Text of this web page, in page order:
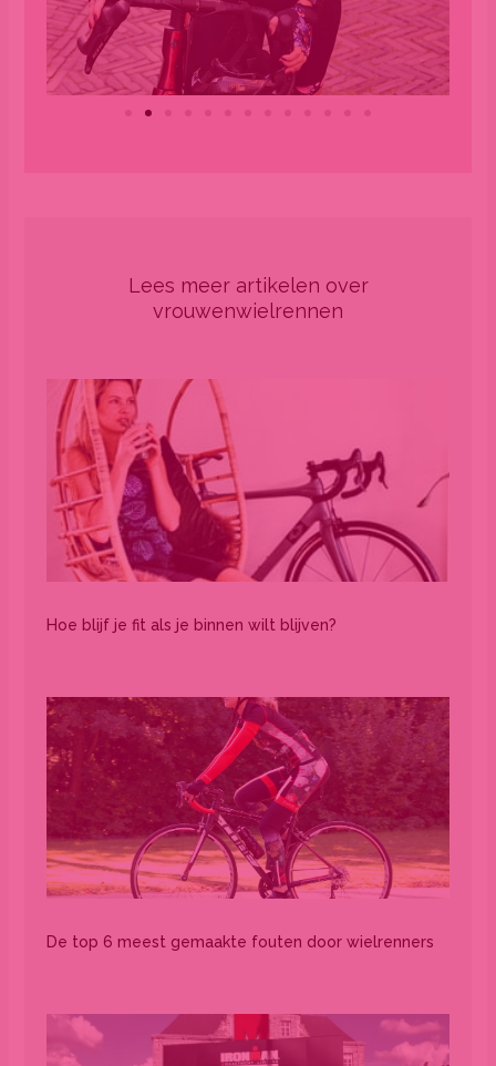
Lees meer artikelen over
vrouwenwielrennen
Hoe blijf je fit als je binnen wilt blijven?
De top 6 meest gemaakte fouten door wielrenners